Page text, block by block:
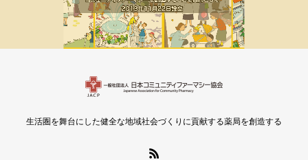
生活圏を舞台にした健全な地域社会づくりに貢献する薬局を創造する